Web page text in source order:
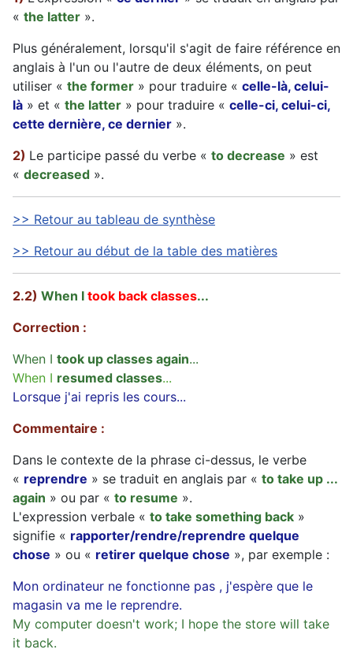
« the latter ».
Plus généralement, lorsqu'il s'agit de faire référence en
anglais à l'un ou l'autre de deux éléments, on peut
utiliser « the former » pour traduire « celle-là, celui-
là » et « the latter » pour traduire « celle-ci, celui-ci,
cette dernière, ce dernier ».
2) Le participe passé du verbe « to decrease » est
« decreased ».
>> Retour au tableau de synthèse
>> Retour au début de la table des matières
2.2) When I took back classes...
Correction :
When I took up classes again...
When I resumed classes...
Lorsque j'ai repris les cours...
Commentaire :
Dans le contexte de la phrase ci-dessus, le verbe
« reprendre » se traduit en anglais par « to take up ...
again » ou par « to resume ».
L'expression verbale « to take something back »
signifie « rapporter/rendre/reprendre quelque
chose » ou « retirer quelque chose », par exemple :
Mon ordinateur ne fonctionne pas , j'espère que le
magasin va me le reprendre.
My computer doesn't work; I hope the store will take
it back.